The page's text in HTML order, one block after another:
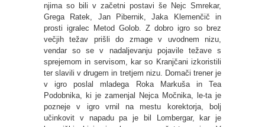
njima so bili v začetni postavi še Nejc Smrekar,
Grega Ratek, Jan Pibernik, Jaka Klemenčič in
prosti igralec Metod Golob. Z dobro igro so brez
večjih težav prišli do zmage v uvodnem nizu,
vendar so se v nadaljevanju pojavile težave s
sprejemom in servisom, kar so Kranjčani izkoristili
ter slavili v drugem in tretjem nizu. Domači trener je
v igro poslal mladega Roka Markuša in Tea
Podobnika, ki je zamenjal Nejca Močnika, le-ta je
pozneje v igro vrnil na mestu korektorja, bolj
učinkovit v napadu pa je bil Lombergar, kar je